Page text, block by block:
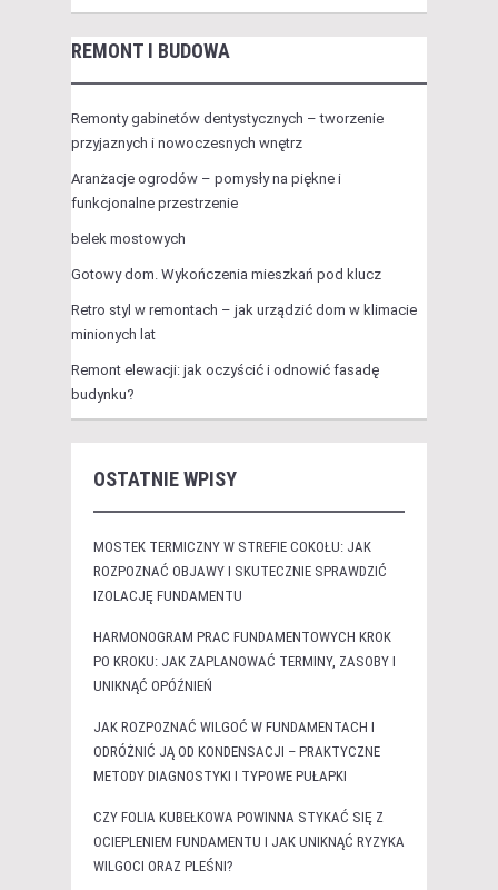
REMONT I BUDOWA
Remonty gabinetów dentystycznych – tworzenie
przyjaznych i nowoczesnych wnętrz
Aranżacje ogrodów – pomysły na piękne i
funkcjonalne przestrzenie
belek mostowych
Gotowy dom. Wykończenia mieszkań pod klucz
Retro styl w remontach – jak urządzić dom w klimacie
minionych lat
Remont elewacji: jak oczyścić i odnowić fasadę
budynku?
OSTATNIE WPISY
MOSTEK TERMICZNY W STREFIE COKOŁU: JAK
ROZPOZNAĆ OBJAWY I SKUTECZNIE SPRAWDZIĆ
IZOLACJĘ FUNDAMENTU
HARMONOGRAM PRAC FUNDAMENTOWYCH KROK
PO KROKU: JAK ZAPLANOWAĆ TERMINY, ZASOBY I
UNIKNĄĆ OPÓŹNIEŃ
JAK ROZPOZNAĆ WILGOĆ W FUNDAMENTACH I
ODRÓŻNIĆ JĄ OD KONDENSACJI – PRAKTYCZNE
METODY DIAGNOSTYKI I TYPOWE PUŁAPKI
CZY FOLIA KUBEŁKOWA POWINNA STYKAĆ SIĘ Z
OCIEPLENIEM FUNDAMENTU I JAK UNIKNĄĆ RYZYKA
WILGOCI ORAZ PLEŚNI?